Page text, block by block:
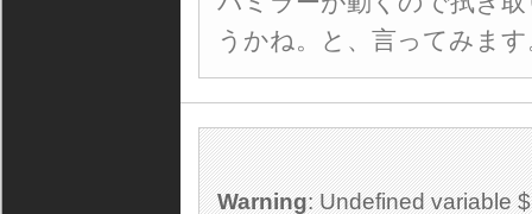
うかね。と、言ってみます
Warning : Undefined variable